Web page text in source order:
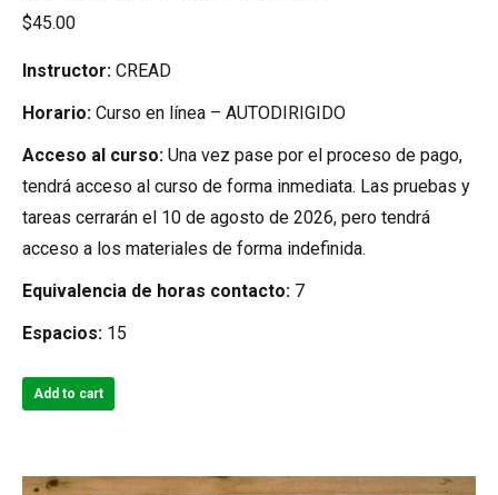
$45.00
Instructor: CREAD
Horario: Curso en línea – AUTODIRIGIDO
Acceso al curso: Una vez pase por el proceso de pago,
tendrá acceso al curso de forma inmediata. Las pruebas y
tareas cerrarán el 10 de agosto de 2026, pero tendrá
acceso a los materiales de forma indefinida.
Equivalencia de horas contacto: 7
Espacios: 15
Add to cart